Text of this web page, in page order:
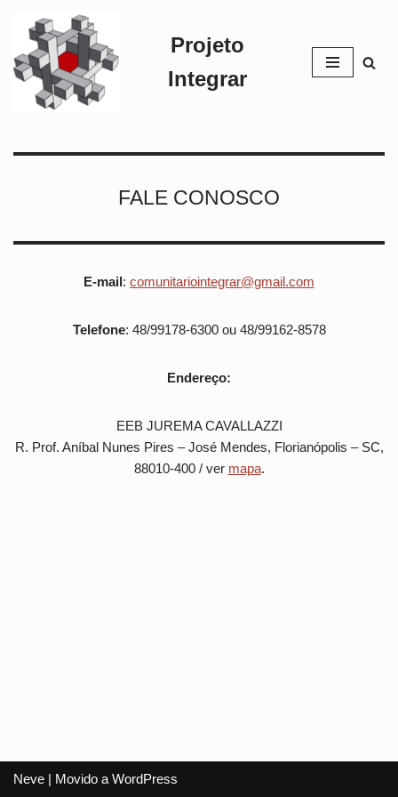
Pular
para
conteúdo
Projeto
Integrar
FALE CONOSCO
E-mail: comunitariointegrar@gmail.com
Telefone: 48/99178-6300 ou 48/99162-8578
Endereço:
EEB JUREMA CAVALLAZZI
R. Prof. Aníbal Nunes Pires – José Mendes, Florianópolis – SC,
88010-400 / ver mapa.
Neve | Movido a WordPress